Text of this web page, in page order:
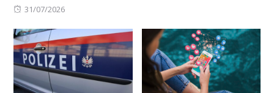
Posted
31/07/2026